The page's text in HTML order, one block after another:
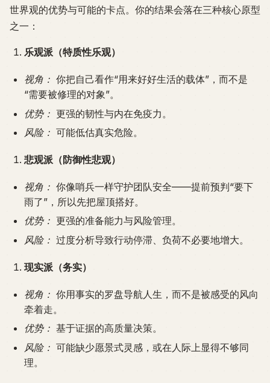
世界观的优势与可能的卡点。你的结果会落在三种核心原型
之一：
乐观派（特质性乐观）
视角： 你把自己看作“用来好好生活的载体”，而不是
“需要被修理的对象”。
优势： 更强的韧性与内在免疫力。
风险： 可能低估真实危险。
悲观派（防御性悲观）
视角： 你像哨兵一样守护团队安全——提前预判“要下
雨了”，所以先把屋顶搭好。
优势： 更强的准备能力与风险管理。
风险： 过度分析导致行动停滞、负荷不必要地增大。
现实派（务实）
视角： 你用事实的罗盘导航人生，而不是被感受的风向
牵着走。
优势： 基于证据的高质量决策。
风险： 可能缺少愿景式灵感，或在人际上显得不够同
理。